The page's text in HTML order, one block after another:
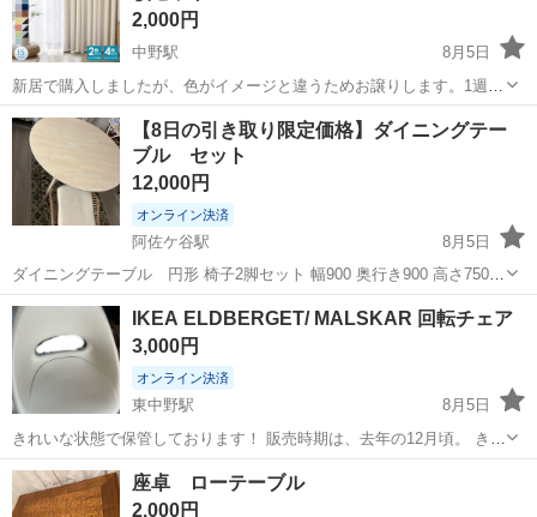
2,000円
中野駅
8月5日
新居で購入しましたが、色がイメージと違うためお譲りします。1週間
も使ってないです。 カーテンのみです。レースカーテンは付かないの
でご注意ください
東京 中野区 中野駅 カーテン、ブラインド カーテン
【8日の引き取り限定価格】ダイニングテー
ブル セット
12,000円
オンライン決済
阿佐ケ谷駅
8月5日
ダイニングテーブル 円形 椅子2脚セット 幅900 奥行き900 高さ750
引っ越しのためお譲りします。 取りに来てくれる方
東京 中野区 阿佐ケ谷駅 テーブル
IKEA ELDBERGET/ MALSKAR 回転チェア
3,000円
オンライン決済
東中野駅
8月5日
きれいな状態で保管しております！ 販売時期は、去年の12月頃。 きれ
いな状態ですが、中古品のため、気にならない方のご購入をおすすめ
します。
東京 中野区 東中野駅 椅子
座卓 ローテーブル
2,000円